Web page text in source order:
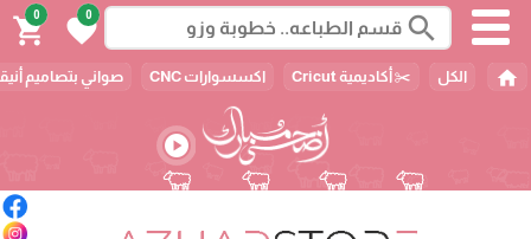
search
0
favorite
0
shopping_cart
home الكل ✂️ أكاديمية Cricut اكسسوارات CNC صواني بتصاميم
play_circle